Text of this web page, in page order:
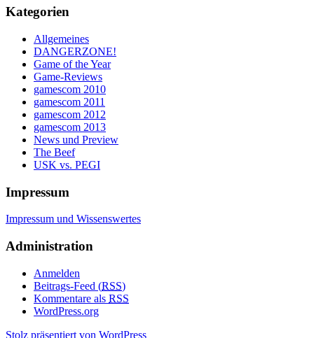
Kategorien
Allgemeines
DANGERZONE!
Game of the Year
Game-Reviews
gamescom 2010
gamescom 2011
gamescom 2012
gamescom 2013
News und Preview
The Beef
USK vs. PEGI
Impressum
Impressum und Wissenswertes
Administration
Anmelden
Beitrags-Feed (RSS)
Kommentare als RSS
WordPress.org
Stolz präsentiert von WordPress